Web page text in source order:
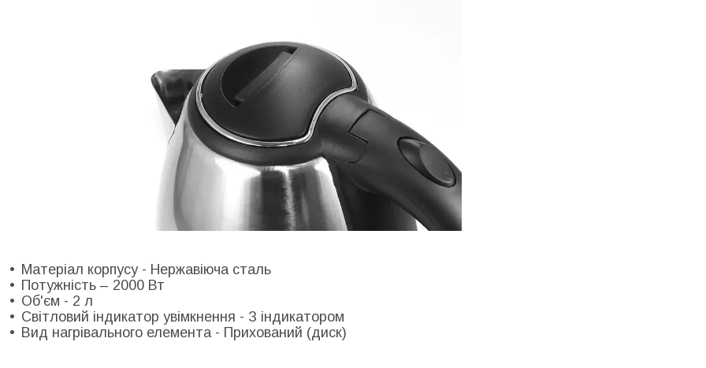
Матеріал корпусу - Нержавіюча сталь
Потужність – 2000 Вт
Об'єм - 2 л
Світловий індикатор увімкнення - З індикатором
Вид нагрівального елемента - Прихований (диск)